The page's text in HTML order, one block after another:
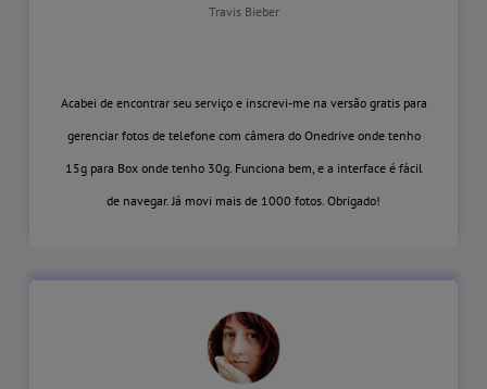
Travis Bieber
Acabei de encontrar seu serviço e inscrevi-me na versão gratis para
gerenciar fotos de telefone com câmera do Onedrive onde tenho
15g para Box onde tenho 30g. Funciona bem, e a interface é fácil
de navegar. Já movi mais de 1000 fotos. Obrigado!